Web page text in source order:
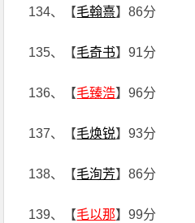
134、【毛翰熹】86分
135、【毛奇书】91分
136、【毛臻浩】96分
137、【毛焕锐】93分
138、【毛洵芳】86分
139、【毛以那】99分